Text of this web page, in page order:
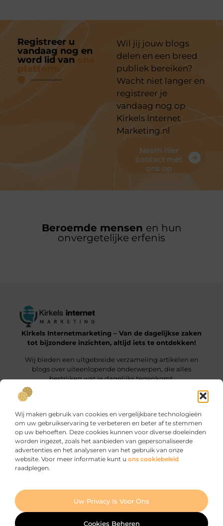
Wij maken gebruik van cookies en vergelijkbare technologieën
om uw gebruikservaring te verbeteren en beter af te stemmen
op uw behoeften. Deze cookies kunnen voor diverse doeleinden
worden ingezet, zoals het aanbieden van gepersonaliseerde
advertenties en het analyseren van het gebruik van onze
website. Voor meer informatie kunt u ons cookiebeleid
raadplegen.
Uw Privacy Is Voor Ons
Cookies Beheren
Ga Naar
Registreer u
vandaag nog en
word lid van
platform
Wil jij jouw blogs
delen en een breed
publiek bereiken?
Wacht niet langer en
registreer je
vandaag nog op
Kirkels Internet
Marketing.nl
Neem hier
contact met
ons op
Beroemde mensen en hun
onvergetelijke erfenis
Kirkels Internetmarketing – Van de dagelijkse zaken
tot bijzondere inzichten, altijd iets te ontdekken!
Wij bieden een uitgebreide verzameling artikelen en
blogs over uiteenlopende onderwerpen, die alles
bestrijken wat je dagelijks tegenkomt.
Onze informatie
Bericht categorie
Cookiebeleid (EU)
@2025 www.kirkels-internetmarketing.nl. All Right Reserved.